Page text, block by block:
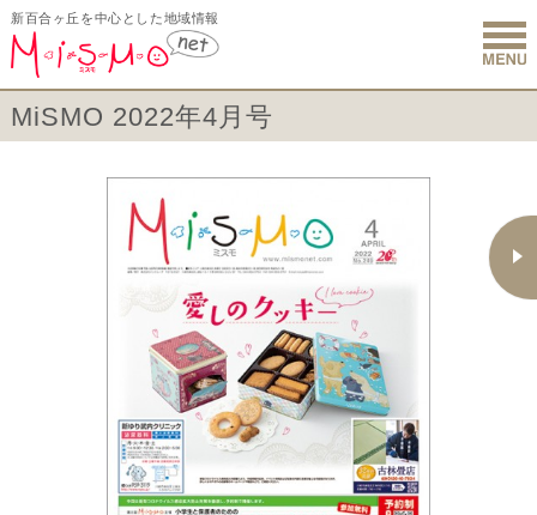
新百合ヶ丘を中心とした地域情報
新百合ヶ
MiSMO 2022年4月号